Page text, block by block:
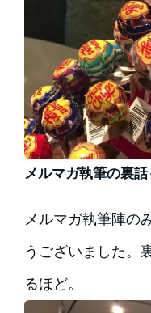
メルマガ執筆の裏話
メルマガ執筆陣の
うございました。
るほど。